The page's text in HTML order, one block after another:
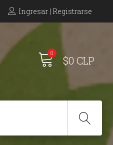
Ingresar | Registrarse
0
$0 CLP